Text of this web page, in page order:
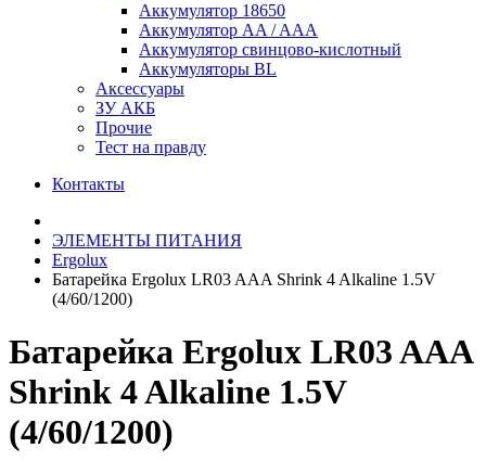
Аккумулятор 18650
Аккумулятор AA / AAA
Аккумулятор свинцово-кислотный
Аккумуляторы BL
Аксессуары
ЗУ АКБ
Прочие
Тест на правду
Контакты
ЭЛЕМЕНТЫ ПИТАНИЯ
Ergolux
Батарейка Ergolux LR03 AAA Shrink 4 Alkaline 1.5V
(4/60/1200)
Батарейка Ergolux LR03 AAA
Shrink 4 Alkaline 1.5V
(4/60/1200)